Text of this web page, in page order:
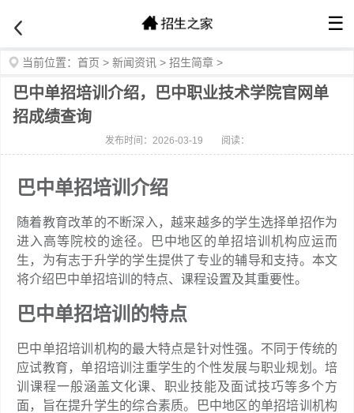
☰
当前位置： 首页 > 新闻资讯 > 招生简章 >
巴中单招培训介绍，巴中职业技术学院官网单
招成绩查询
发布时间：2026-03-19 阅读：
巴中单招培训介绍
随着教育改革的不断深入，越来越多的学生选择单招作为
进入高等院校的途径。巴中地区的单招培训机构应运而
生，为有志于升学的学生提供了专业的辅导和支持。本文
将介绍巴中单招培训的特点、课程设置及其重要性。
巴中单招培训的特点
巴中单招培训机构的最大特点是针对性强。不同于传统的
应试教育，单招培训注重学生的个性发展与职业规划。培
训课程一般涵盖文化课、职业技能及面试技巧等多个方
面，旨在提升学生的综合素质。巴中地区的单招培训机构